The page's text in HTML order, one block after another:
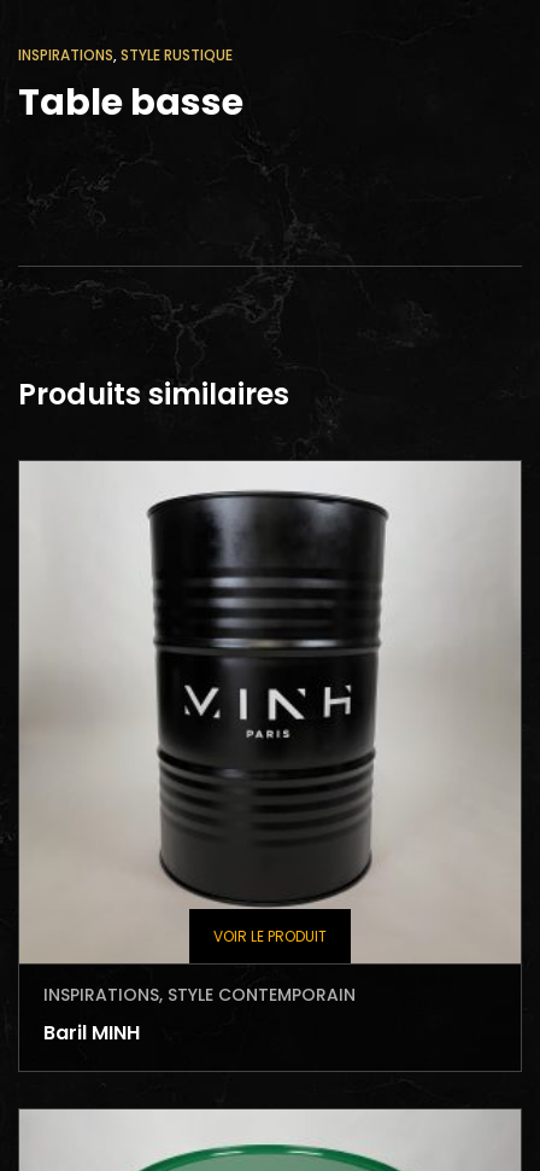
INSPIRATIONS,STYLE RUSTIQUE
Table basse
Produits similaires
VOIR LE PRODUIT
INSPIRATIONS, STYLE CONTEMPORAIN
Baril MINH